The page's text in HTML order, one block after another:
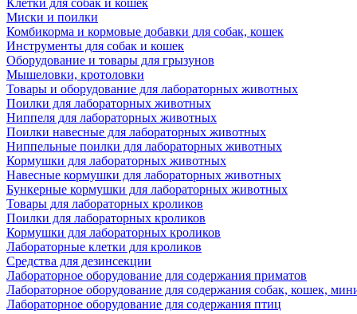
Клетки для собак и кошек
Миски и поилки
Комбикорма и кормовые добавки для собак, кошек
Инструменты для собак и кошек
Оборудование и товары для грызунов
Мышеловки, кротоловки
Товары и оборудование для лабораторных животных
Поилки для лабораторных животных
Ниппеля для лабораторных животных
Поилки навесные для лабораторных животных
Ниппельные поилки для лабораторных животных
Кормушки для лабораторных животных
Навесные кормушки для лабораторных животных
Бункерные кормушки для лабораторных животных
Товары для лабораторных кроликов
Поилки для лабораторных кроликов
Кормушки для лабораторных кроликов
Лабораторные клетки для кроликов
Средства для дезинсекции
Лабораторное оборудование для содержания приматов
Лабораторное оборудование для содержания собак, кошек,
Лабораторное оборудование для содержания птиц